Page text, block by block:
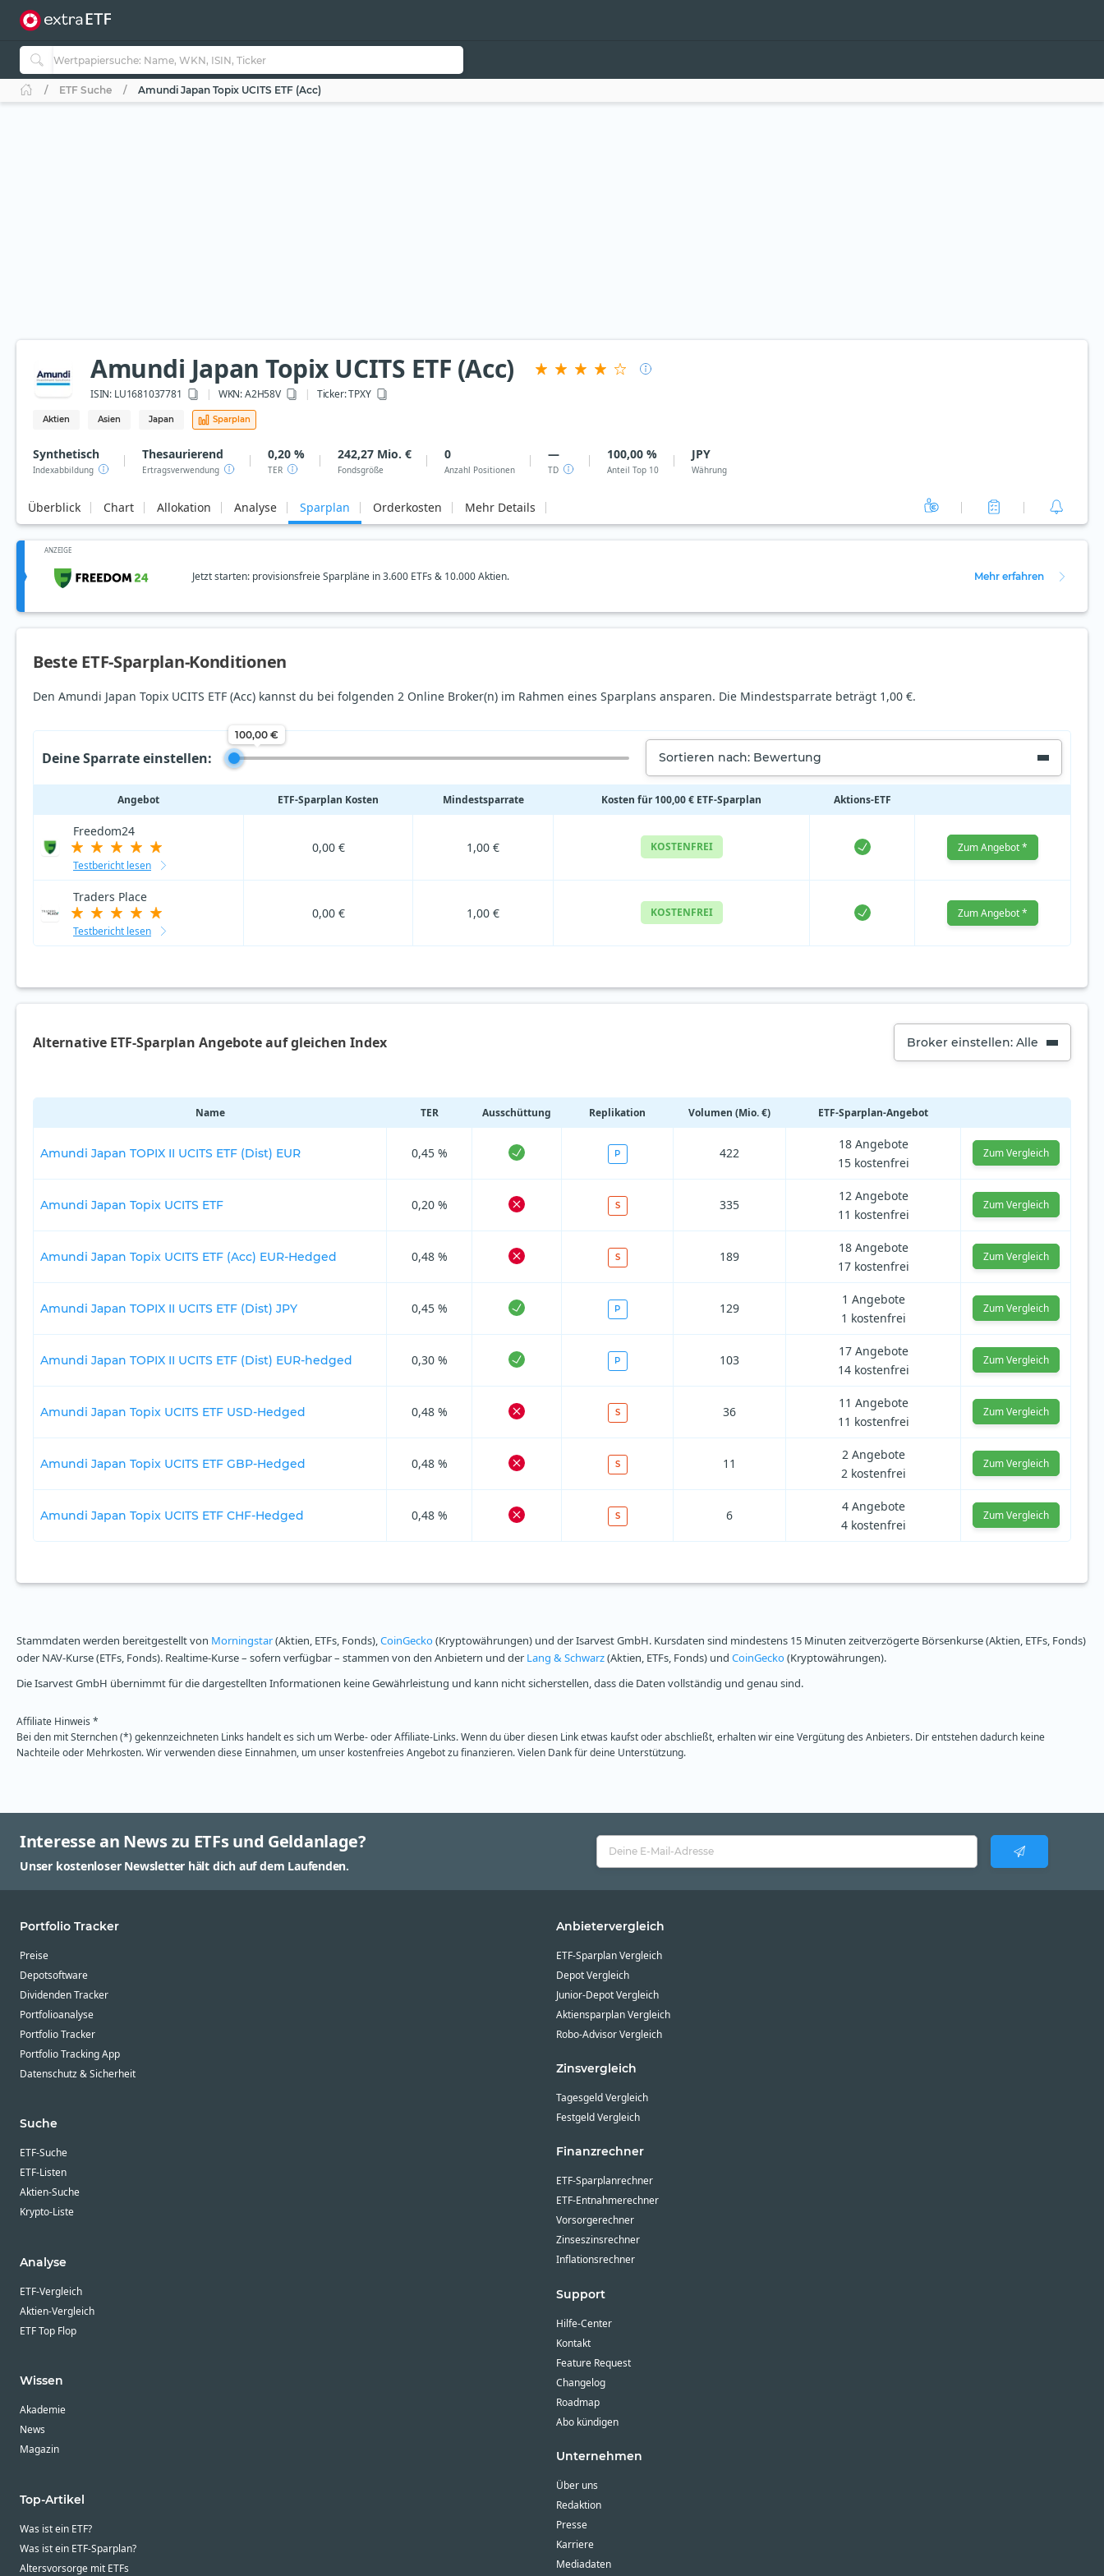
ETF Suche Amundi Japan Topix UCITS ETF (Acc)
Amundi Japan Topix UCITS ETF (Acc)
ISIN: LU1681037781 WKN: A2H58V Ticker:TPXY
Aktien Asien Japan Sparplan
Synthetisch
Indexabbildung
Thesaurierend
Ertragsverwendung
0,20 %
TER
242,27 Mio. €
Fondsgröße
0
Anzahl Positionen
—
TD
100,00 %
Anteil Top 10
JPY
Währung
Überblick Chart Allokation Analyse Sparplan Orderkosten Mehr Details
ANZEIGE
Jetzt starten: provisionsfreie Sparpläne in 3.600 ETFs & 10.000 Aktien. Mehr erfahren
Beste ETF-Sparplan-Konditionen
Den Amundi Japan Topix UCITS ETF (Acc) kannst du bei folgenden 2 Online Broker(n) im Rahmen eines Sparplans ansparen. Die Mindestsparrate beträgt 1,00 €.
Deine Sparrate einstellen:
100,00 €
Sortieren nach: Bewertung
Angebot ETF‑Sparplan Kosten Mindestsparrate Kosten für 100,00 € ETF-Sparplan Aktions‑ETF
Freedom24
Testbericht lesen
0,00 € 1,00 € KOSTENFREI Zum Angebot *
Traders Place
Testbericht lesen
0,00 € 1,00 € KOSTENFREI Zum Angebot *
Alternative ETF-Sparplan Angebote auf gleichen Index Broker einstellen: Alle
Name TER Ausschüttung Replikation Volumen (Mio. €) ETF-Sparplan-Angebot
Amundi Japan TOPIX II UCITS ETF (Dist) EUR 0,45 % P 422
18 Angebote
15 kostenfrei
Zum Vergleich
Amundi Japan Topix UCITS ETF 0,20 % S 335
12 Angebote
11 kostenfrei
Zum Vergleich
Amundi Japan Topix UCITS ETF (Acc) EUR-Hedged 0,48 % S 189
18 Angebote
17 kostenfrei
Zum Vergleich
Amundi Japan TOPIX II UCITS ETF (Dist) JPY 0,45 % P 129
1 Angebote
1 kostenfrei
Zum Vergleich
Amundi Japan TOPIX II UCITS ETF (Dist) EUR-hedged 0,30 % P 103
17 Angebote
14 kostenfrei
Zum Vergleich
Amundi Japan Topix UCITS ETF USD-Hedged 0,48 % S 36
11 Angebote
11 kostenfrei
Zum Vergleich
Amundi Japan Topix UCITS ETF GBP-Hedged 0,48 % S 11
2 Angebote
2 kostenfrei
Zum Vergleich
Amundi Japan Topix UCITS ETF CHF-Hedged 0,48 % S 6
4 Angebote
4 kostenfrei
Zum Vergleich
Stammdaten werden bereitgestellt von Morningstar(Aktien, ETFs, Fonds),CoinGecko(Kryptowährungen) und der Isarvest GmbH. Kursdaten sind mindestens 15 Minuten zeitverzögerte Börsenkurse (Aktien, ETFs, Fonds)
oder NAV-Kurse (ETFs, Fonds). Realtime-Kurse – sofern verfügbar – stammen von den Anbietern und der Lang & Schwarz(Aktien, ETFs, Fonds) und CoinGecko(Kryptowährungen).
Die Isarvest GmbH übernimmt für die dargestellten Informationen keine Gewährleistung und kann nicht sicherstellen, dass die Daten vollständig und genau sind.
Affiliate Hinweis *
Bei den mit Sternchen (*) gekennzeichneten Links handelt es sich um Werbe- oder Affiliate-Links. Wenn du über diesen Link etwas kaufst oder abschließt, erhalten wir eine Vergütung des Anbieters. Dir entstehen dadurch keine
Nachteile oder Mehrkosten. Wir verwenden diese Einnahmen, um unser kostenfreies Angebot zu finanzieren. Vielen Dank für deine Unterstützung.
Interesse an News zu ETFs und Geldanlage?
Unser kostenloser Newsletter hält dich auf dem Laufenden.
Portfolio Tracker
Preise
Depotsoftware
Dividenden Tracker
Portfolioanalyse
Portfolio Tracker
Portfolio Tracking App
Datenschutz & Sicherheit
Suche
ETF-Suche
ETF-Listen
Aktien-Suche
Krypto-Liste
Analyse
ETF-Vergleich
Aktien-Vergleich
ETF Top Flop
Wissen
Akademie
News
Magazin
Top-Artikel
Was ist ein ETF?
Was ist ein ETF-Sparplan?
Altersvorsorge mit ETFs
Anbietervergleich
ETF-Sparplan Vergleich
Depot Vergleich
Junior-Depot Vergleich
Aktiensparplan Vergleich
Robo-Advisor Vergleich
Zinsvergleich
Tagesgeld Vergleich
Festgeld Vergleich
Finanzrechner
ETF-Sparplanrechner
ETF-Entnahmerechner
Vorsorgerechner
Zinseszinsrechner
Inflationsrechner
Support
Hilfe-Center
Kontakt
Feature Request
Changelog
Roadmap
Abo kündigen
Unternehmen
Über uns
Redaktion
Presse
Karriere
Mediadaten